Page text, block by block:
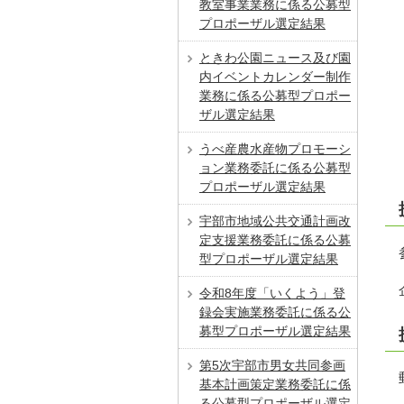
教室事業業務に係る公募型
プロポーザル選定結果
ときわ公園ニュース及び園
内イベントカレンダー制作
業務に係る公募型プロポー
ザル選定結果
うべ産農水産物プロモーシ
ョン業務委託に係る公募型
プロポーザル選定結果
宇部市地域公共交通計画改
定支援業務委託に係る公募
型プロポーザル選定結果
令和8年度「いくよう」登
録会実施業務委託に係る公
募型プロポーザル選定結果
第5次宇部市男女共同参画
基本計画策定業務委託に係